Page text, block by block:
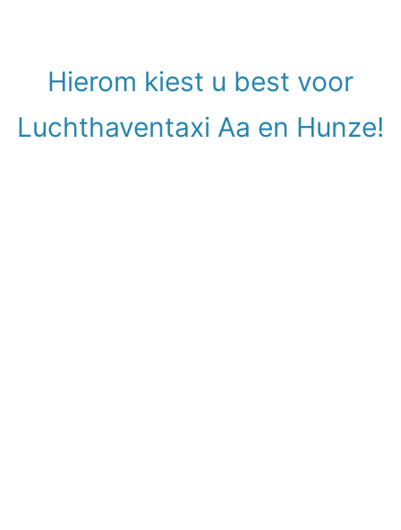
Hierom kiest u best voor
Luchthaventaxi Aa en Hunze!